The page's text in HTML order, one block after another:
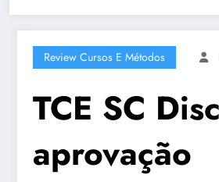
Review Cursos E Métodos
TCE SC
aprovação